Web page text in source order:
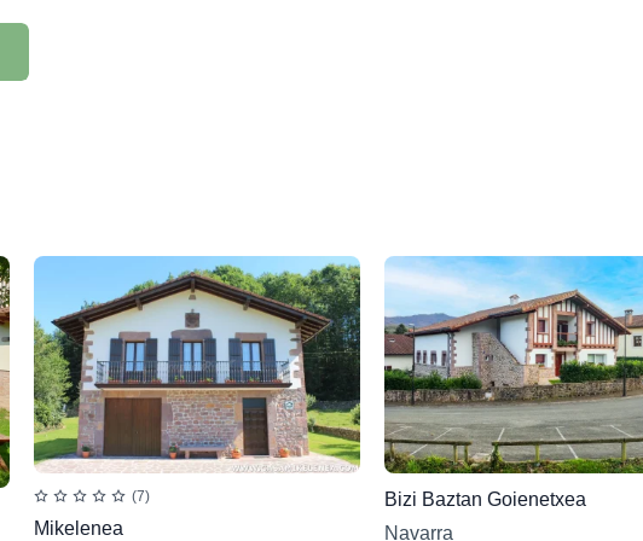
(7)
Mikelenea
Bizi Baztan Goienetxea
Navarra